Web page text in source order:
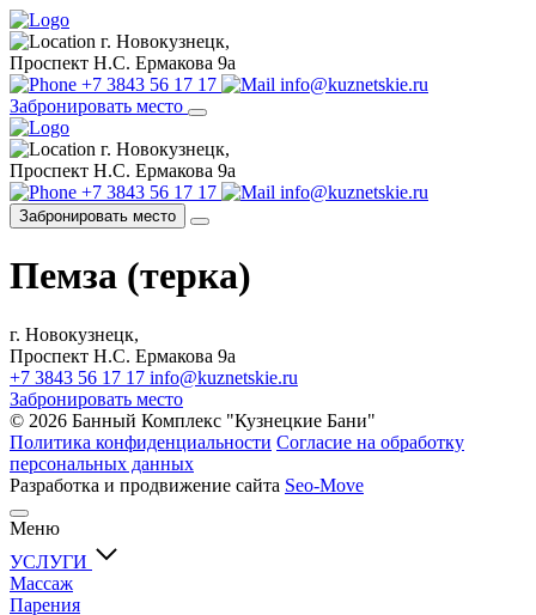
г. Новокузнецк,
Проспект Н.С. Ермакова 9а
+7 3843 56 17 17
info@kuznetskie.ru
Забронировать место
г. Новокузнецк,
Проспект Н.С. Ермакова 9а
+7 3843 56 17 17
info@kuznetskie.ru
Забронировать место
Пемза (терка)
г. Новокузнецк,
Проспект Н.С. Ермакова 9а
+7 3843 56 17 17 info@kuznetskie.ru
Забронировать место
© 2026 Банный Комплекс "Кузнецкие Бани"
Политика конфиденциальности Согласие на обработку
персональных данных
Разработка и продвижение сайта Seo-Move
Меню
УСЛУГИ
Массаж
Парения